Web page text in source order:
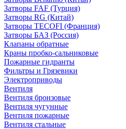
Затворы FAF (Турция)
Затворы RG (Китай)
Затворы TECOFI (Франция)
Затворы БАЗ (Россия)
Клапаны обратные
Краны пробко-сальниковые
Пожарные гидранты
Фильтры и Грязевики
Электроприводы
Вентиля
Вентиля бронзовые
Вентиля чугунные
Вентиля пожарные
Вентиля стальные